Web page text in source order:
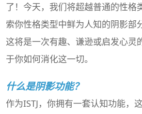
了！今天，我们将超越普通的性格
索你性格类型中鲜为人知的阴影部
这将是一次有趣、谦逊或启发心灵
于你如何消化这一切。
什么是阴影功能？
作为ISTJ，你拥有一套认知功能，